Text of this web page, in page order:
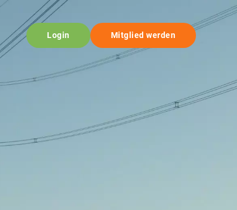
Login Mitglied werden